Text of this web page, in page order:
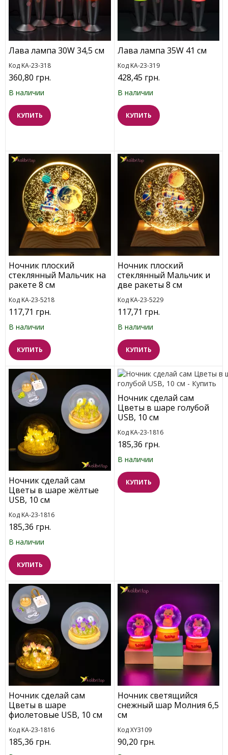
Лава лампа 30W 34,5 см
Код KA-23-318
360,80 грн.
В наличии
КУПИТЬ
Лава лампа 35W 41 см
Код KA-23-319
428,45 грн.
В наличии
КУПИТЬ
Ночник плоский
стеклянный Мальчик на
ракете 8 см
Код KA-23-5218
117,71 грн.
В наличии
КУПИТЬ
Ночник плоский
стеклянный Мальчик и
две ракеты 8 см
Код KA-23-5229
117,71 грн.
В наличии
КУПИТЬ
Ночник сделай сам
Цветы в шаре жёлтые
USB, 10 см
Код KA-23-1816
185,36 грн.
В наличии
КУПИТЬ
Ночник сделай сам
Цветы в шаре голубой
USB, 10 см
Код KA-23-1816
185,36 грн.
В наличии
КУПИТЬ
Ночник сделай сам
Цветы в шаре
фиолетовые USB, 10 см
Код KA-23-1816
185,36 грн.
Ночник светящийся
снежный шар Молния 6,5
см
Код XY3109
90,20 грн.